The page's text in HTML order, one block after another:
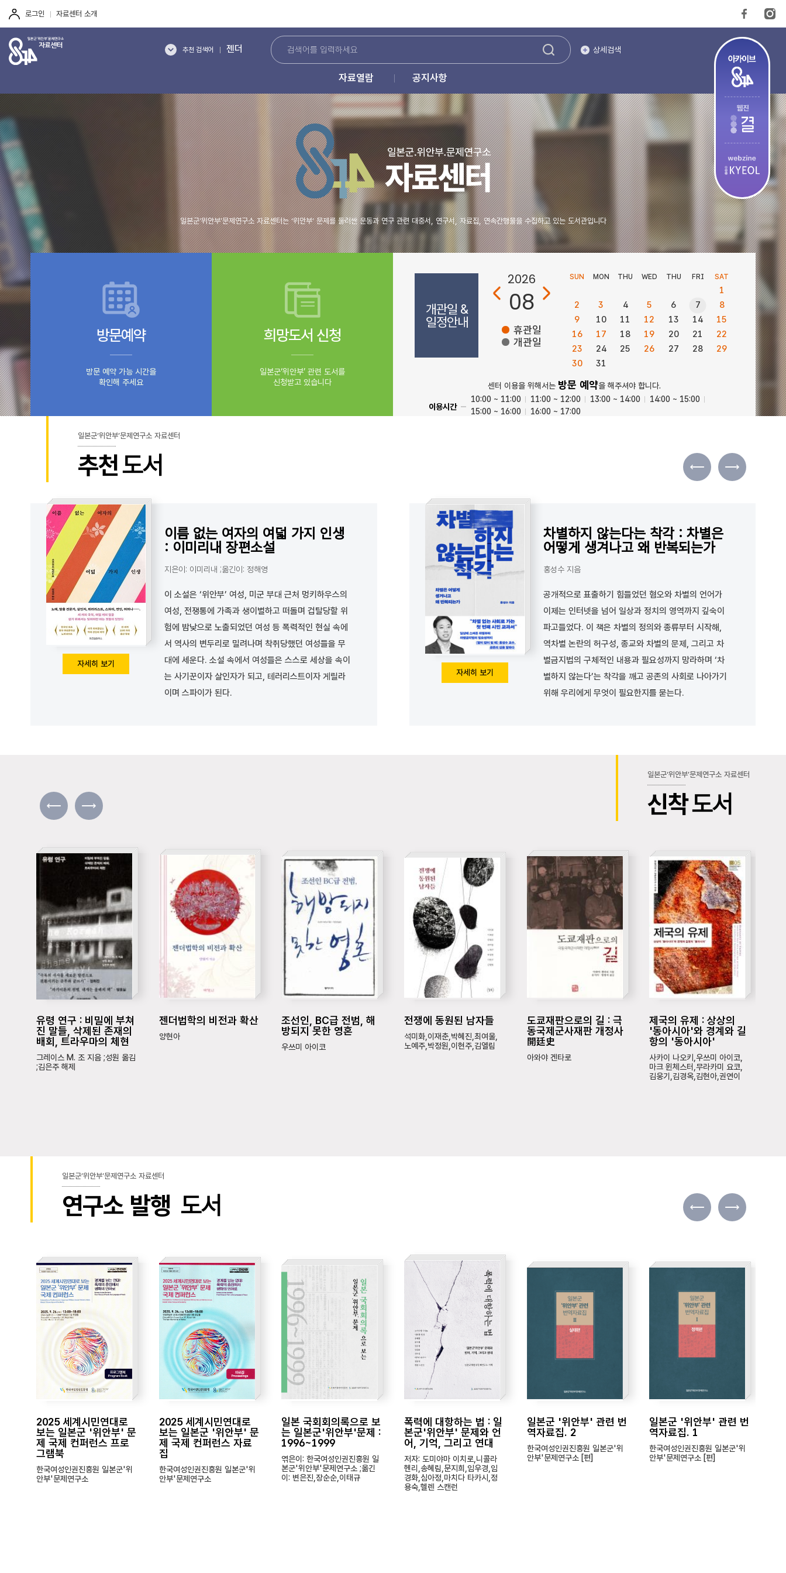
로그인 자료센터 소개
추천 검색어
젠더
여성인권
역사갈등
상세검색
자료열람 공지사항
일본군‘위안부’문제연구소 자료센터는 ‘위안부’ 문제를 둘러싼 운동과 연구 관련 대중서, 연구서, 자료집, 연속간행물을 수집하고 있는 도서관입니다
방문예약
방문 예약 가능 시간을
확인해 주세요
희망도서 신청
일본군‘위안부’ 관련 도서를
신청받고 있습니다
개관일 &
일정안내
2026
08
휴관일
개관일
SUN MON THU WED THU FRI SAT
1
2
3 4 5 6 7
8
9
10 11 12 13 14
15
16
17 18 19 20 21
22
23
24 25 26 27 28
29
30
31
센터 이용을 위해서는 방문 예약을 해주셔야 합니다.
이용시간
10:00 ~ 11:00 11:00 ~ 12:00 13:00 ~ 14:00
14:00 ~ 15:00
15:00 ~ 16:00
16:00 ~ 17:00
일본군‘위안부’문제연구소 자료센터
추천도서
자세히 보기
이름 없는 여자의 여덟 가지 인생
: 이미리내 장편소설
지은이: 이미리내 ;옮긴이: 정해영
이 소설은 ‘위안부’ 여성, 미군 부대 근처 멍키하우스의
여성, 전쟁통에 가족과 생이별하고 떠돌며 겁탈당할 위
험에 밤낮으로 노출되었던 여성 등 폭력적인 현실 속에
서 역사의 변두리로 밀려나며 착취당했던 여성들을 무
대에 세운다. 소설 속에서 여성들은 스스로 세상을 속이
는 사기꾼이자 살인자가 되고, 테러리스트이자 게릴라
이며 스파이가 된다.
자세히 보기
차별하지 않는다는 착각 : 차별은
어떻게 생겨나고 왜 반복되는가
홍성수 지음
공개적으로 표출하기 힘들었던 혐오와 차별의 언어가
이제는 인터넷을 넘어 일상과 정치의 영역까지 깊숙이
파고들었다. 이 책은 차별의 정의와 종류부터 시작해,
역차별 논란의 허구성, 종교와 차별의 문제, 그리고 차
별금지법의 구체적인 내용과 필요성까지 망라하며 ‘차
별하지 않는다’는 착각을 깨고 공존의 사회로 나아가기
위해 우리에게 무엇이 필요한지를 묻는다.
일본군‘위안부’문제연구소 자료센터
신착도서
유령 연구 : 비밀에 부쳐
진 말들, 삭제된 존재의
배회, 트라우마의 체현
그레이스 M. 조 지음 ;성원 옮김
;김은주 해제
젠더법학의 비전과 확산
양현아
조선인, BC급 전범, 해
방되지 못한 영혼
우쓰미 아이코
전쟁에 동원된 남자들
석미화,이재춘,박혜진,최여울,
노예주,박정원,이현주,김엘림
도쿄재판으로의 길 : 극
동국제군사재판 개정사
開廷史
아와야 겐타로
제국의 유제 : 상상의
'동아시아'와 경계와 길
항의 '동아시아'
사카이 나오키,우쓰미 아이코,
마크 윈체스터,무라카미 요코,
김웅기,김경옥,김현아,권연이
일본군’위안부’문제연구소 자료센터
연구소 발행 도서
2025 세계시민연대로
보는 일본군 '위안부' 문
제 국제 컨퍼런스 프로
그램북
한국여성인권진흥원 일본군'위
안부'문제연구소
2025 세계시민연대로
보는 일본군 '위안부' 문
제 국제 컨퍼런스 자료
집
한국여성인권진흥원 일본군'위
안부'문제연구소
일본 국회회의록으로 보
는 일본군'위안부'문제 :
1996~1999
엮은이: 한국여성인권진흥원 일
본군'위안부'문제연구소 ;옮긴
이: 변은진,장순순,이태규
폭력에 대항하는 법 : 일
본군'위안부' 문제와 언
어, 기억, 그리고 연대
저자: 도미야마 이치로,니콜라
헨리,송혜림,문지희,임우경,임
경화,심아정,마치다 타카시,정
용숙,헬렌 스캔런
일본군 '위안부' 관련 번
역자료집. 2
한국여성인권진흥원 일본군'위
안부'문제연구소 [편]
일본군 '위안부' 관련 번
역자료집. 1
한국여성인권진흥원 일본군'위
안부'문제연구소 [편]